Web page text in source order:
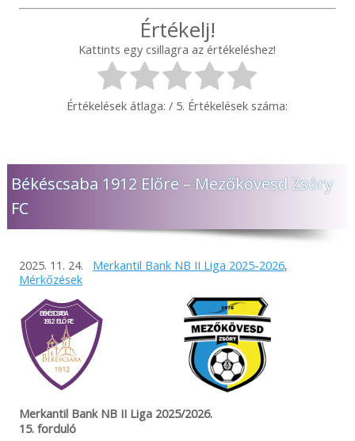
Értékelj!
Kattints egy csillagra az értékeléshez!
Értékelések átlaga:/ 5. Értékelések száma:
Békéscsaba 1912 Előre – Mezőkövesd Zsóry
FC
2025. 11. 24. Merkantil Bank NB II Liga 2025-2026,
Mérkőzések
Merkantil Bank NB II Liga 2025/2026.
15. forduló